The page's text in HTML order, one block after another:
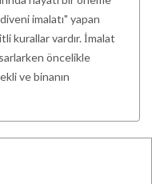
imalatı" yapan
kurallar vardır. İmalat
öncelikle
ve binanın